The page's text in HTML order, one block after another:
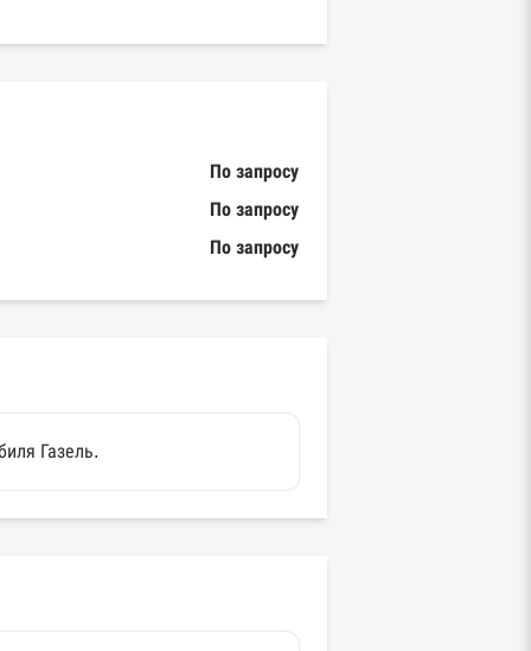
По запросу
По запросу
По запросу
Газель.